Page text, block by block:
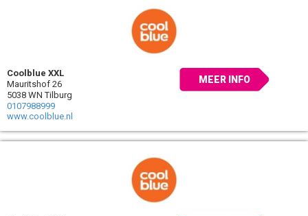
Coolblue XXL
Mauritshof 26
5038 WN Tilburg
0107988999
www.coolblue.nl
MEER INFO